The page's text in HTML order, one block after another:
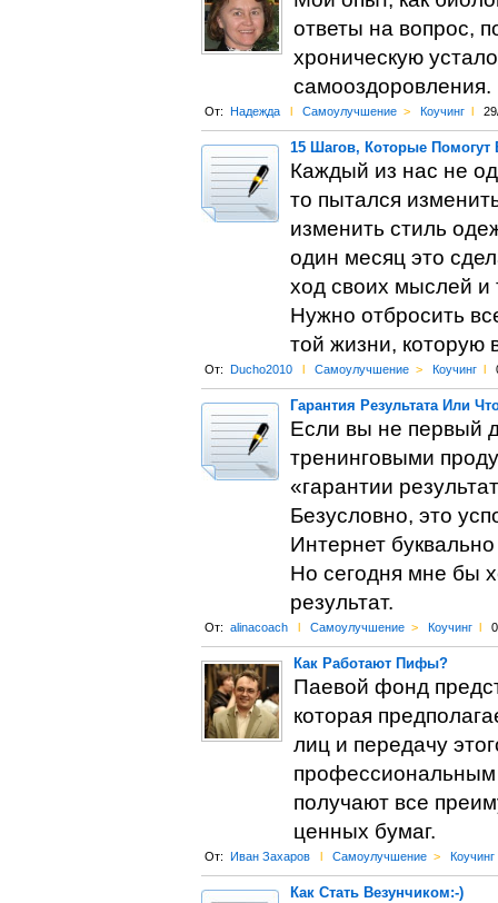
ответы на вопрос,
хроническую
самооздоровления.
От: Надежда l Самоулучшение > Коучинг l
15 Шагов, Которые
Каждый из нас не
то пытался
изменить стиль
один месяц это
ход своих мыслей и
Нужно отбросить
той жизни, которую
От: Ducho2010 l Самоулучшение > Коучинг l
Гарантия Результата Или
Если вы не первый
тренинговыми
«гарантии
Безусловно, это
Интернет
Но сегодня мне бы
результат.
От: alinacoach l Самоулучшение > Коучинг l
Как Работают Пифы?
Паевой фонд
которая
лиц и передачу
получают все
ценных бумаг.
От: Иван Захаров l Самоулучшение > Коучинг
Как Стать Везунчиком:-)